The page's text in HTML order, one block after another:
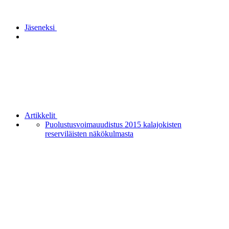
Jäseneksi
Artikkelit
Puolustusvoimauudistus 2015 kalajokisten
reserviläisten näkökulmasta